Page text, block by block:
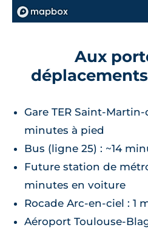
Aux
Gare TER
minutes à pied
Bus (ligne 25) : ~14
Future station de
minutes en voiture
Rocade Arc‑en‑ciel : 1
Aéroport